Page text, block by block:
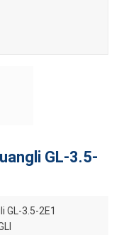
GL-3.5-
GL-3.5-2E1